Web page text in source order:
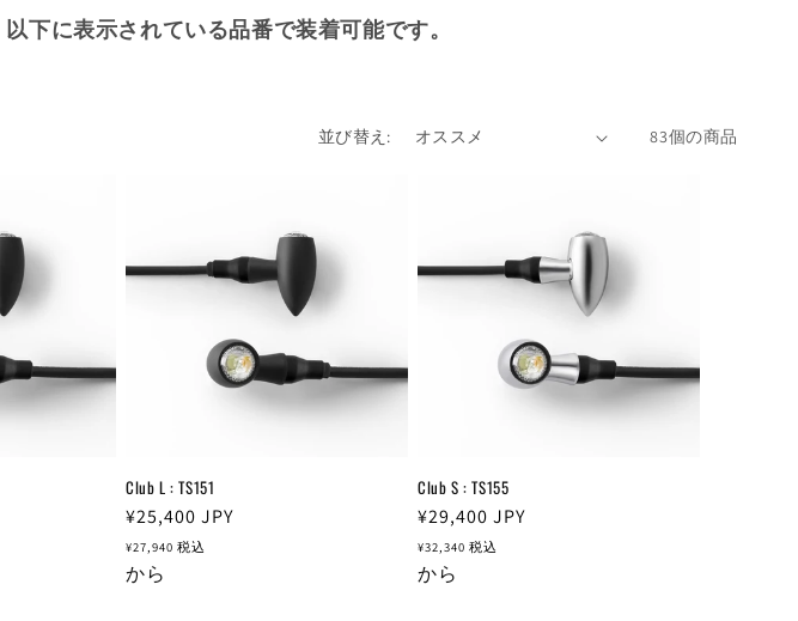
下に表示されている品番で装着可能です。
並び替え: 83個の商品
Club L : TS151
通
常
価
¥25,400 JPY
¥27,940 税込
から
Club S : TS155
通
常
価
¥29,400 JPY
¥32,340 税込
から